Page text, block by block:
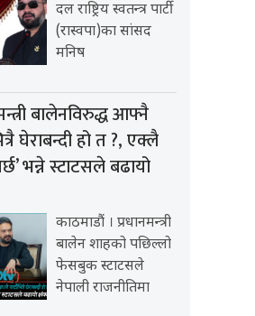
दल राष्ट्रिय स्वतन्त्र पार्टी
(रास्वपा)का सांसद
मनिष
बालेनविरुद्ध आफ्नै
घेराबन्दी हो त ?, एक्लै
भन्ने स्टाटसले बढायो
काठमाडौं । प्रधानमन्त्री
बालेन शाहको पछिल्लो
फेसबुक स्टाटसले
नेपाली राजनीतिमा